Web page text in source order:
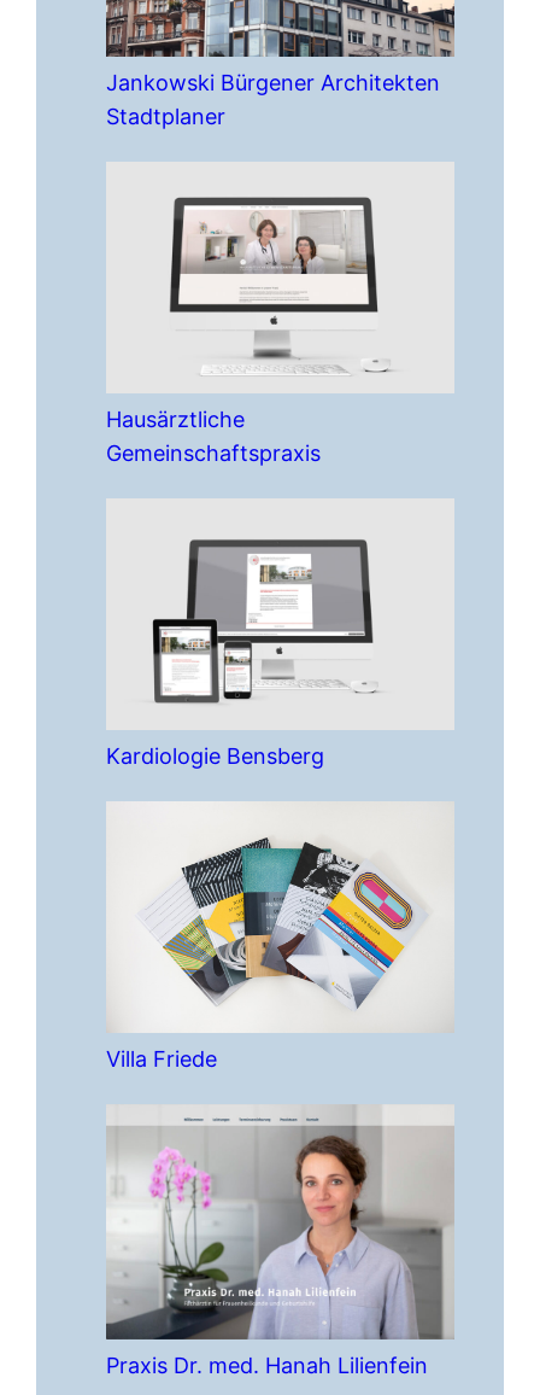
Jankowski Bürgener Architekten
Stadtplaner
Hausärztliche
Gemeinschaftspraxis
Kardiologie Bensberg
Villa Friede
Praxis Dr. med. Hanah Lilienfein